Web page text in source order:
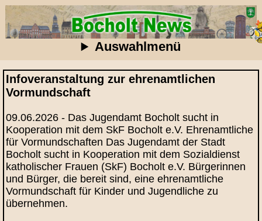
Auswahlmenü
Infoveranstaltung zur ehrenamtlichen
Vormundschaft
09.06.2026 - Das Jugendamt Bocholt sucht in
Kooperation mit dem SkF Bocholt e.V. Ehrenamtliche
für Vormundschaften Das Jugendamt der Stadt
Bocholt sucht in Kooperation mit dem Sozialdienst
katholischer Frauen (SkF) Bocholt e.V. Bürgerinnen
und Bürger, die bereit sind, eine ehrenamtliche
Vormundschaft für Kinder und Jugendliche zu
übernehmen.